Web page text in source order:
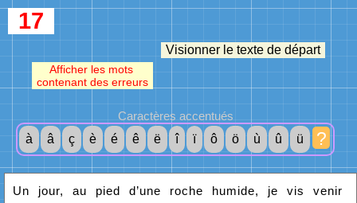
17
Visionner le texte de départ
Afficher les mots
contenant des erreurs
Caractères accentués
à
â ç è é ê ë î ï ô ö ù û ü ?